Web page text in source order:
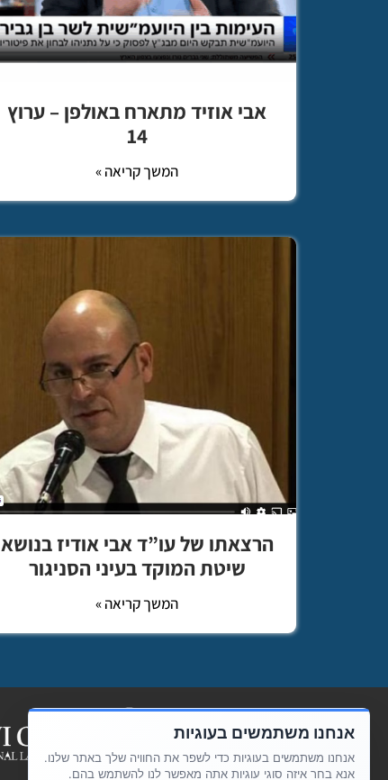
אבי אוזיד מתארח באולפן – ערוץ
14
המשך קריאה »
הרצאתו של עו”ד אבי אודיז בנושא
שיטת המוקד בעיני הסניגור
המשך קריאה »
אנחנו משתמשים בעוגיות
אנחנו משתמשים בעוגיות כדי לשפר את החוויה שלך באתר שלנו.
אנא בחר איזה סוגי עוגיות אתה מאפשר לנו להשתמש בהם.